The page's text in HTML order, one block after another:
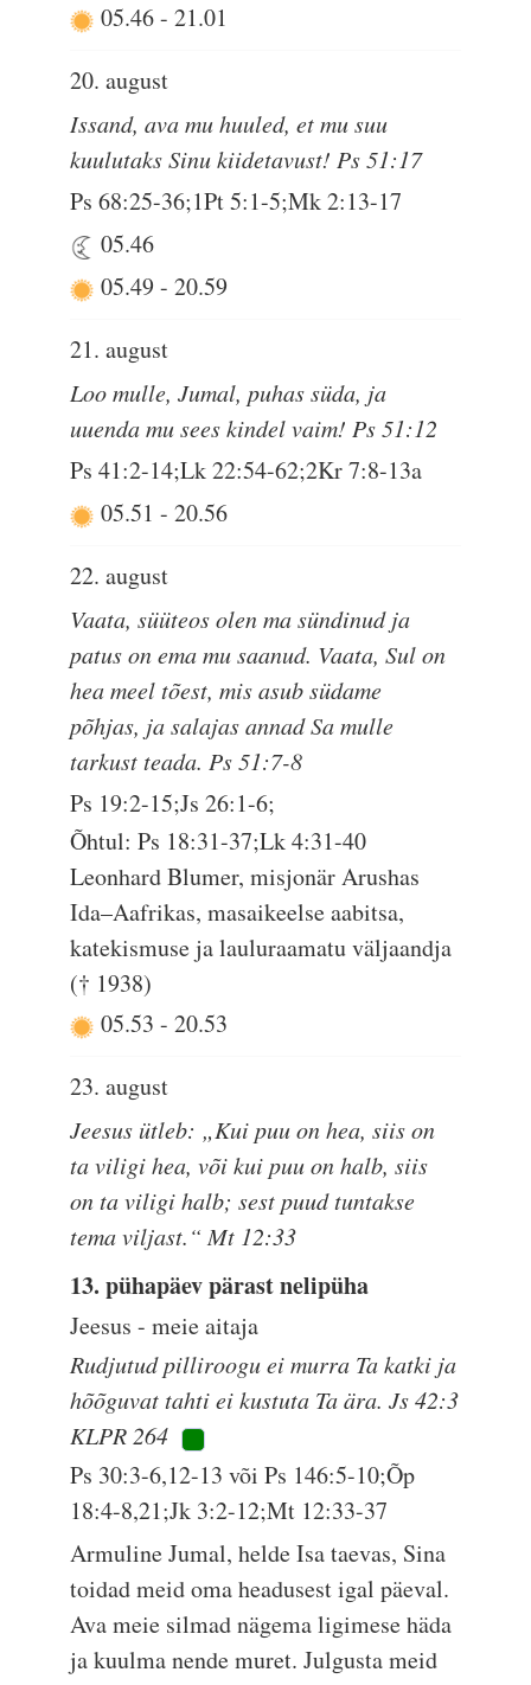
05.46-21.01
20. august
Issand, ava mu huuled, et mu suu
kuulutaks Sinu kiidetavust! Ps 51:17
Ps 68:25-36;1Pt 5:1-5;Mk 2:13-17
05.46
05.49-20.59
21. august
Loo mulle, Jumal, puhas süda, ja
uuenda mu sees kindel vaim! Ps 51:12
Ps 41:2-14;Lk 22:54-62;2Kr 7:8-13a
05.51-20.56
22. august
Vaata, süüteos olen ma sündinud ja
patus on ema mu saanud. Vaata, Sul on
hea meel tõest, mis asub südame
põhjas, ja salajas annad Sa mulle
tarkust teada. Ps 51:7-8
Ps 19:2-15;Js 26:1-6;
Õhtul: Ps 18:31-37;Lk 4:31-40
Leonhard Blumer, misjonär Arushas
Ida–Aafrikas, masaikeelse aabitsa,
katekismuse ja lauluraamatu väljaandja
(† 1938)
05.53-20.53
23. august
Jeesus ütleb: „Kui puu on hea, siis on
ta viligi hea, või kui puu on halb, siis
on ta viligi halb; sest puud tuntakse
tema viljast.“ Mt 12:33
13. pühapäev pärast nelipüha
Jeesus - meie aitaja
Rudjutud pilliroogu ei murra Ta katki ja
hõõguvat tahti ei kustuta Ta ära. Js 42:3
KLPR 264
Ps 30:3-6,12-13 või Ps 146:5-10;Õp
18:4-8,21;Jk 3:2-12;Mt 12:33-37
Armuline Jumal, helde Isa taevas, Sina
toidad meid oma headusest igal päeval.
Ava meie silmad nägema ligimese häda
ja kuulma nende muret. Julgusta meid